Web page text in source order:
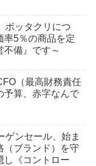
ッタクリにつ
5％の商品を定
不備』です～
（最高財務責任
算、赤字なんで
ンセール、始ま
ブランド）を守
し《コントロー